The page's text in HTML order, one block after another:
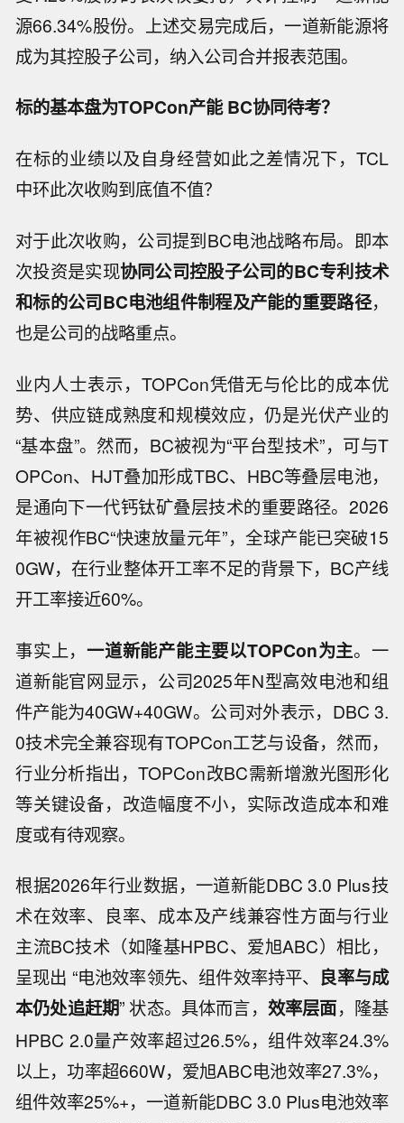
源66.34%股份。上述交易完成后，一道新能源将
成为其控股子公司，纳入公司合并报表范围。
标的基本盘为TOPCon产能 BC协同待考？
在标的业绩以及自身经营如此之差情况下，TCL
中环此次收购到底值不值？
对于此次收购，公司提到BC电池战略布局。即本
次投资是实现协同公司控股子公司的BC专利技术
和标的公司BC电池组件制程及产能的重要路径，
也是公司的战略重点。
业内人士表示，TOPCon凭借无与伦比的成本优
势、供应链成熟度和规模效应，仍是光伏产业的
“基本盘”。然而，BC被视为“平台型技术”，可与T
OPCon、HJT叠加形成TBC、HBC等叠层电池，
是通向下一代钙钛矿叠层技术的重要路径。2026
年被视作BC“快速放量元年”，全球产能已突破15
0GW，在行业整体开工率不足的背景下，BC产线
开工率接近60%。
事实上，一道新能产能主要以TOPCon为主。一
道新能官网显示，公司2025年N型高效电池和组
件产能为40GW+40GW。公司对外表示，DBC 3.
0技术完全兼容现有TOPCon工艺与设备，然而，
行业分析指出，TOPCon改BC需新增激光图形化
等关键设备，改造幅度不小，实际改造成本和难
度或有待观察。
根据2026年行业数据，一道新能DBC 3.0 Plus技
术在效率、良率、成本及产线兼容性方面与行业
主流BC技术（如隆基HPBC、爱旭ABC）相比，
呈现出 “电池效率领先、组件效率持平、 良率与成
本仍处追赶期”状态。具体而言， 效率层面，隆基
HPBC 2.0量产效率超过26.5%，组件效率24.3%
以上，功率超660W，爱旭ABC电池效率27.3%，
组件效率25%+，一道新能DBC 3.0 Plus电池效率